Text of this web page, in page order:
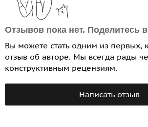
Отзывов пока нет. Поделитесь
Вы можете стать одним из первых,
отзыв об авторе. Мы всегда рады
конструктивным рецензиям.
Написать отзыв